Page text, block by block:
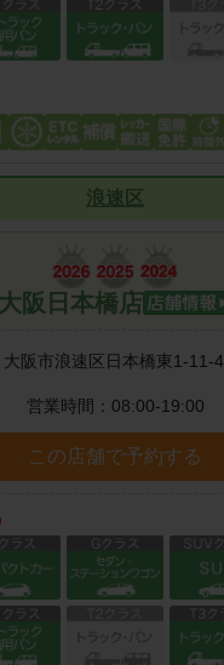
浪速区
大阪日本橋店
大阪市浪速区日本橋東1-11-4
営業時間： 08:00-19:00
この店舗で予約する